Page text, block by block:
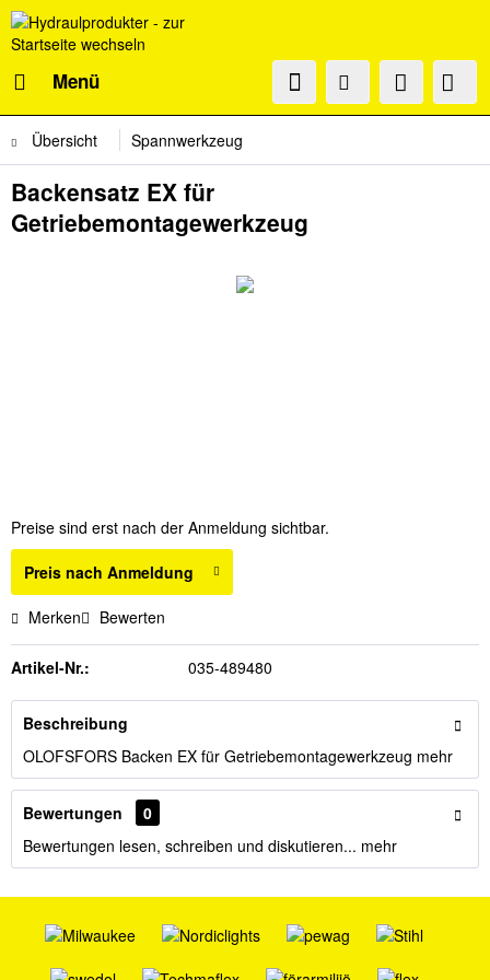
Menü
Übersicht Spannwerkzeug
Backensatz EX für
Getriebemontagewerkzeug
Preise sind erst nach der Anmeldung sichtbar.
Preis nach Anmeldung
Merken Bewerten
Artikel-Nr.: 035-489480
Beschreibung
OLOFSFORS Backen EX für Getriebemontagewerkzeug mehr
Bewertungen
0
Bewertungen lesen, schreiben und diskutieren... mehr